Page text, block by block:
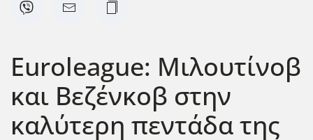
Euroleague: Μιλουτίνοβ
και Βεζένκοβ στην
καλύτερη πεντάδα της